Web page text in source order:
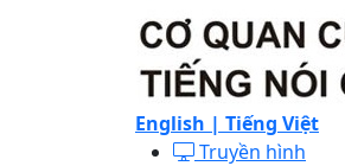
English | Tiếng Việt
Truyền hình